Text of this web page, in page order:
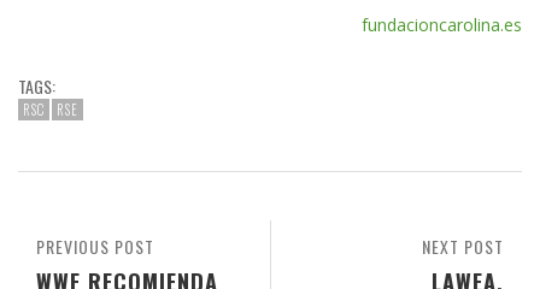
fundacioncarolina.es
TAGS:
RSC RSE
NEXT POST
LAWEA,
PREVIOUS POST
WWF RECOMIENDA